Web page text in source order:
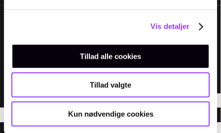
Vis detaljer
Tillad alle cookies
Tillad valgte
Kun nødvendige cookies